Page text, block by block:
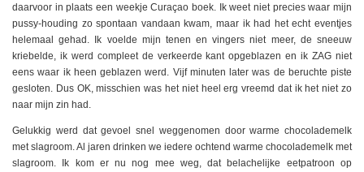
daarvoor in plaats een weekje Curaçao boek. Ik weet niet precies waar mijn
pussy-houding zo spontaan vandaan kwam, maar ik had het echt eventjes
helemaal gehad. Ik voelde mijn tenen en vingers niet meer, de sneeuw
kriebelde, ik werd compleet de verkeerde kant opgeblazen en ik ZAG niet
eens waar ik heen geblazen werd. Vijf minuten later was de beruchte piste
gesloten. Dus OK, misschien was het niet heel erg vreemd dat ik het niet zo
naar mijn zin had.
Gelukkig werd dat gevoel snel weggenomen door warme chocolademelk
met slagroom. Al jaren drinken we iedere ochtend warme chocolademelk met
slagroom. Ik kom er nu nog mee weg, dat belachelijke eetpatroon op